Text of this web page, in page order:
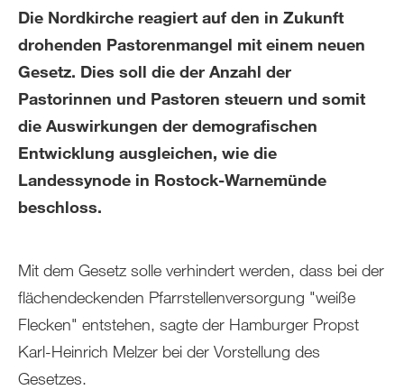
Die Nordkirche reagiert auf den in Zukunft
drohenden Pastorenmangel mit einem neuen
Gesetz. Dies soll die der Anzahl der
Pastorinnen und Pastoren steuern und somit
die Auswirkungen der demografischen
Entwicklung ausgleichen, wie die
Landessynode in Rostock-Warnemünde
beschloss.
Mit dem Gesetz solle verhindert werden, dass bei der
flächendeckenden Pfarrstellenversorgung "weiße
Flecken" entstehen, sagte der Hamburger Propst
Karl-Heinrich Melzer bei der Vorstellung des
Gesetzes.